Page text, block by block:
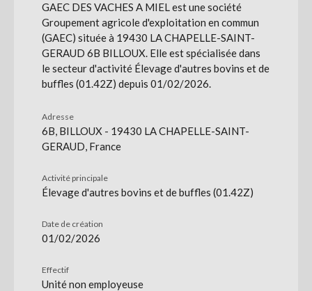
GAEC DES VACHES A MIEL est une société
Groupement agricole d'exploitation en commun
(GAEC) située à 19430 LA CHAPELLE-SAINT-
GERAUD 6B BILLOUX. Elle est spécialisée dans
le secteur d'activité Élevage d'autres bovins et de
buffles (01.42Z) depuis 01/02/2026.
Adresse
6B, BILLOUX - 19430 LA CHAPELLE-SAINT-
GERAUD, France
Activité principale
Élevage d'autres bovins et de buffles (01.42Z)
Date de création
01/02/2026
Effectif
Unité non employeuse